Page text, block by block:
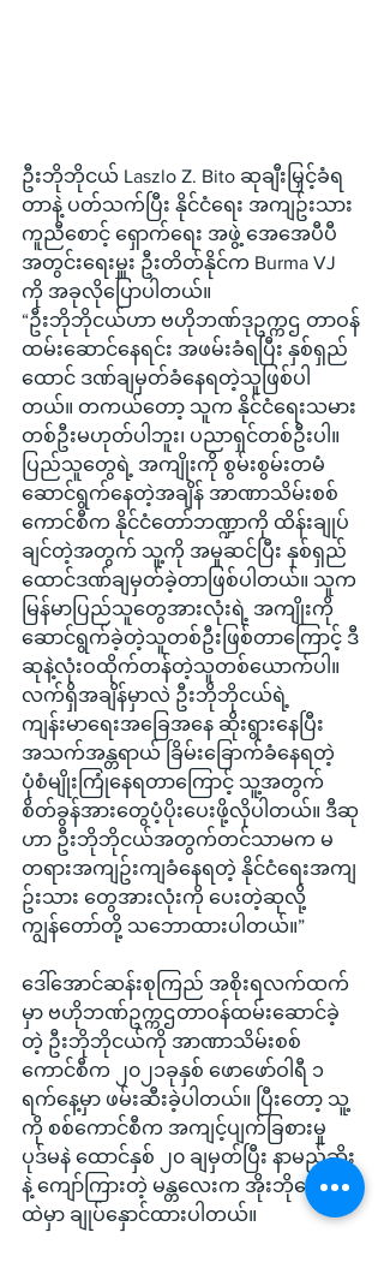
ဦးဘိုဘိုငယ် Laszlo Z. Bito ဆုချီးမြှင့်ခံရ
တာနဲ့ ပတ်သက်ပြီး နိုင်ငံရေး အကျဥ်းသား
ကူညီစောင့် ရှောက်ရေး အဖွဲ့ အေအေပီပီ
အတွင်းရေးမှူး ဦးတိတ်နိုင်က Burma VJ
ကို အခုလိုပြောပါတယ်။
“ဦးဘိုဘိုငယ်ဟာ ဗဟိုဘဏ်ဒုဥက္ကဌ တာဝန်
ထမ်းဆောင်နေရင်း အဖမ်းခံရပြီး နှစ်ရှည်
ထောင် ဒဏ်ချမှတ်ခံနေရတဲ့သူဖြစ်ပါ
တယ်။ တကယ်တော့ သူက နိုင်ငံရေးသမား
တစ်ဦးမဟုတ်ပါဘူး၊ ပညာရှင်တစ်ဦးပါ။
ပြည်သူတွေရဲ့ အကျိုးကို စွမ်းစွမ်းတမံ
ဆောင်ရွက်နေတဲ့အချိန် အာဏာသိမ်းစစ်
ကောင်စီက နိုင်ငံတော်ဘဏ္ဍာကို ထိန်းချုပ်
ချင်တဲ့အတွက် သူ့ကို အမှုဆင်ပြီး နှစ်ရှည်
ထောင်ဒဏ်ချမှတ်ခဲ့တာဖြစ်ပါတယ်။ သူက
မြန်မာပြည်သူတွေအားလုံးရဲ့ အကျိုးကို
ဆောင်ရွက်ခဲ့တဲ့သူတစ်ဦးဖြစ်တာကြောင့် ဒီ
ဆုနဲ့လုံးဝထိုက်တန်တဲ့သူတစ်ယောက်ပါ။
လက်ရှိအချိန်မှာလဲ ဦးဘိုဘိုငယ်ရဲ့
ကျန်းမာရေးအခြေအနေ ဆိုးရွားနေပြီး
အသက်အန္တရာယ် ခြိမ်းခြောက်ခံနေရတဲ့
ပုံစံမျိုးကြုံနေရတာကြောင့် သူ့အတွက်
စိတ်ခွန်အားတွေပံ့ပိုးပေးဖို့လိုပါတယ်။ ဒီဆု
ဟာ ဦးဘိုဘိုငယ်အတွက်တင်သာမက မ
တရားအကျဥ်းကျခံနေရတဲ့ နိုင်ငံရေးအကျ
ဥ်းသား တွေအားလုံးကို ပေးတဲ့ဆုလို့
ကျွန်တော်တို့ သဘောထားပါတယ်။”
ဒေါ်အောင်ဆန်းစုကြည် အစိုးရလက်ထက်
မှာ ဗဟိုဘဏ်ဥက္ကဌတာဝန်ထမ်းဆောင်ခဲ့
တဲ့ ဦးဘိုဘိုငယ်ကို အာဏာသိမ်းစစ်
ကောင်စီက ၂၀၂၁ခုနှစ် ဖောဖော်ဝါရီ ၁
ရက်နေ့မှာ ဖမ်းဆီးခဲ့ပါတယ်။ ပြီးတော့ သူ့
ကို စစ်ကောင်စီက အကျင့်ပျက်ခြစားမှု
ပုဒ်မနဲ ထောင်နှစ် ၂၀ ချမှတ်ပြီး နာမည်ဆိုး
နဲ့ ကျော်ကြားတဲ့ မန္တလေးက အိုးဘိုထောင်
ထဲမှာ ချုပ်နှောင်ထားပါတယ်။